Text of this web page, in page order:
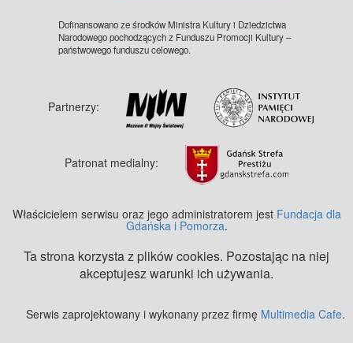
Dofinansowano ze środków Ministra Kultury i Dziedzictwa
Narodowego pochodzących z Funduszu Promocji Kultury –
państwowego funduszu celowego.
Partnerzy:
Patronat medialny:
Właścicielem serwisu oraz jego administratorem jest Fundacja dla
Gdańska i Pomorza.
Ta strona korzysta z plików cookies. Pozostając na niej
akceptujesz warunki ich używania.
Serwis zaprojektowany i wykonany przez firmę Multimedia Cafe.